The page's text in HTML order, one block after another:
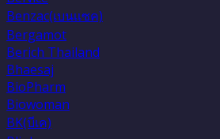
Benzac(เบนเเซค)
Bergamot
Berich Thailand
Bhaesaj
BioPharm
Biowoman
BK(บีเค)